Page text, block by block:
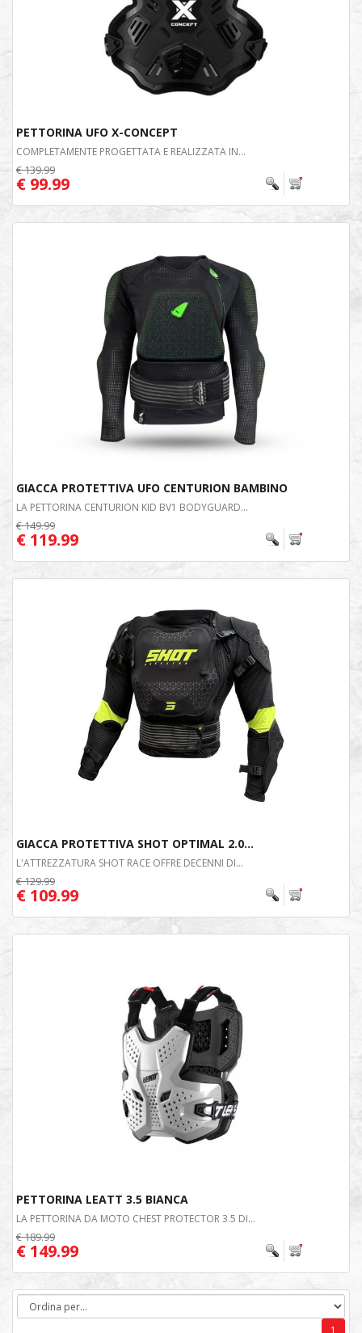
PETTORINA UFO X-CONCEPT
COMPLETAMENTE PROGETTATA E REALIZZATA IN...
€ 139.99
€ 99.99
GIACCA PROTETTIVA UFO CENTURION BAMBINO
LA PETTORINA CENTURION KID BV1 BODYGUARD...
€ 149.99
€ 119.99
GIACCA PROTETTIVA SHOT OPTIMAL 2.0...
L'ATTREZZATURA SHOT RACE OFFRE DECENNI DI...
€ 129.99
€ 109.99
PETTORINA LEATT 3.5 BIANCA
LA PETTORINA DA MOTO CHEST PROTECTOR 3.5 DI...
€ 189.99
€ 149.99
1